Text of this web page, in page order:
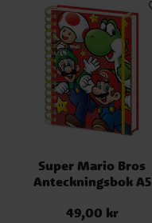
Super Mario Bros
Anteckningsbok A5
Pris:49,00 kr
49,00 kr